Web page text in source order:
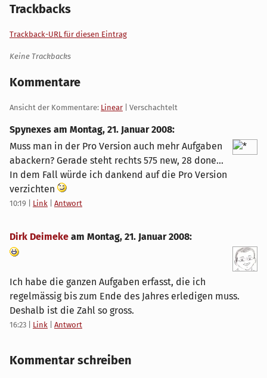
Trackbacks
Trackback-URL für diesen Eintrag
Keine Trackbacks
Kommentare
Ansicht der Kommentare: Linear | Verschachtelt
Spynexes am Montag, 21. Januar 2008:
Muss man in der Pro Version auch mehr Aufgaben
abackern? Gerade steht rechts 575 new, 28 done...
In dem Fall würde ich dankend auf die Pro Version
verzichten
10:19 Link Antwort
Dirk Deimeke am Montag, 21. Januar 2008:
Ich habe die ganzen Aufgaben erfasst, die ich
regelmässig bis zum Ende des Jahres erledigen muss.
Deshalb ist die Zahl so gross.
16:23 Link Antwort
Kommentar schreiben